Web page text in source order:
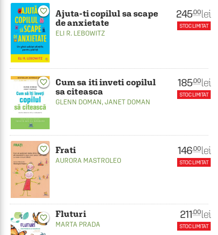
favorite_border
Ajuta-ti copilul sa scape
de anxietate
ELI R. LEBOWITZ
245.00 lei
STOC LIMITAT
favorite_border
Cum sa iti inveti copilul
sa citeasca
GLENN DOMAN,JANET DOMAN
185.00 lei
STOC LIMITAT
favorite_border Frati
AURORA MASTROLEO
146.00 lei
STOC LIMITAT
favorite_border Fluturi
MARTA PRADA
211.00 lei
STOC LIMITAT